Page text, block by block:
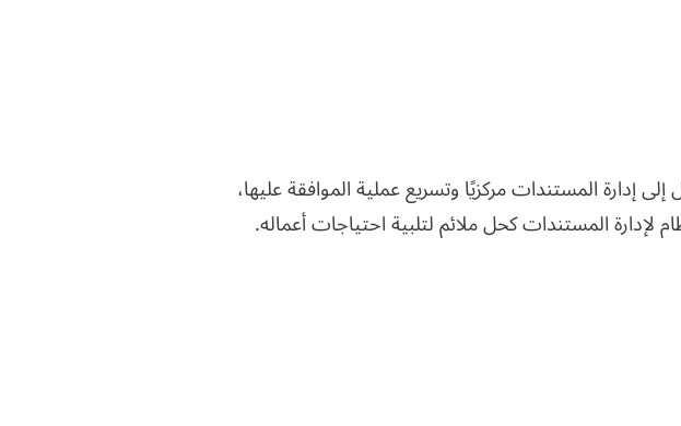
إدارة المستندات مركزيًا وتسريع عملية الموافقة عليها،
لإدارة المستندات كحل ملائم لتلبية احتياجات أعماله.